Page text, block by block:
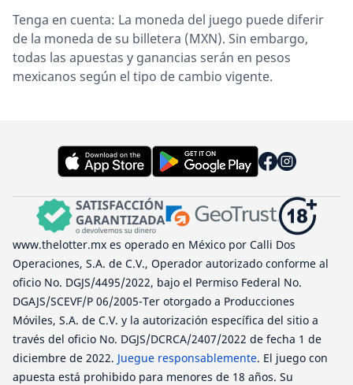
Tenga en cuenta: La moneda del juego puede diferir
de la moneda de su billetera (MXN). Sin embargo,
todas las apuestas y ganancias serán en pesos
mexicanos según el tipo de cambio vigente.
www.thelotter.mx es operado en México por Calli Dos
Operaciones, S.A. de C.V., Operador autorizado conforme al
oficio No. DGJS/4495/2022, bajo el Permiso Federal No.
DGAJS/SCEVF/P 06/2005-Ter otorgado a Producciones
Móviles, S.A. de C.V. y la autorización específica del sitio a
través del oficio No. DGJS/DCRCA/2407/2022 de fecha 1 de
diciembre de 2022. Juegue responsablemente. El juego con
apuesta está prohibido para menores de 18 años. Su